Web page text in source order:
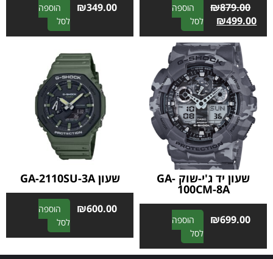
₪879.00
₪499.00
הוספה
לסל
A
l
t
e
r
n
a
t
i
v
e
:
₪349.00
הוספה
לסל
A
l
r
n
a
t
i
v
שעון יד ג'י-שוק GA-
100CM-8A
₪699.00
הוספה
לסל
A
l
שעון GA-2110SU-3A
₪600.00
הוספה
לסל
A
l